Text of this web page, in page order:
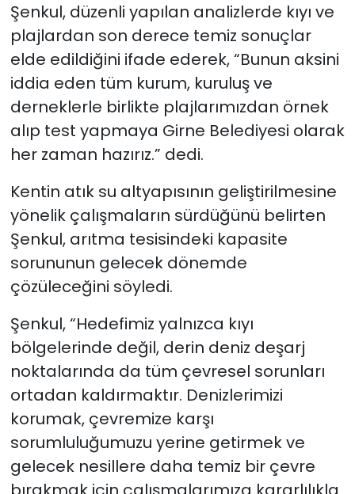
Şenkul, düzenli yapılan analizlerde kıyı ve
plajlardan son derece temiz sonuçlar
elde edildiğini ifade ederek, “Bunun aksini
iddia eden tüm kurum, kuruluş ve
derneklerle birlikte plajlarımızdan örnek
alıp test yapmaya Girne Belediyesi olarak
her zaman hazırız.” dedi.
Kentin atık su altyapısının geliştirilmesine
yönelik çalışmaların sürdüğünü belirten
Şenkul, arıtma tesisindeki kapasite
sorununun gelecek dönemde
çözüleceğini söyledi.
Şenkul, “Hedefimiz yalnızca kıyı
bölgelerinde değil, derin deniz deşarj
noktalarında da tüm çevresel sorunları
ortadan kaldırmaktır. Denizlerimizi
korumak, çevremize karşı
sorumluluğumuzu yerine getirmek ve
gelecek nesillere daha temiz bir çevre